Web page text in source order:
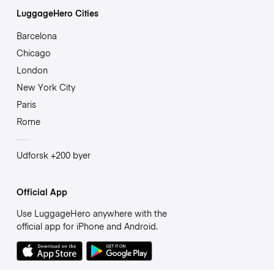
LuggageHero Cities
Barcelona
Chicago
London
New York City
Paris
Rome
Udforsk +200 byer
Official App
Use LuggageHero anywhere with the
official app for iPhone and Android.